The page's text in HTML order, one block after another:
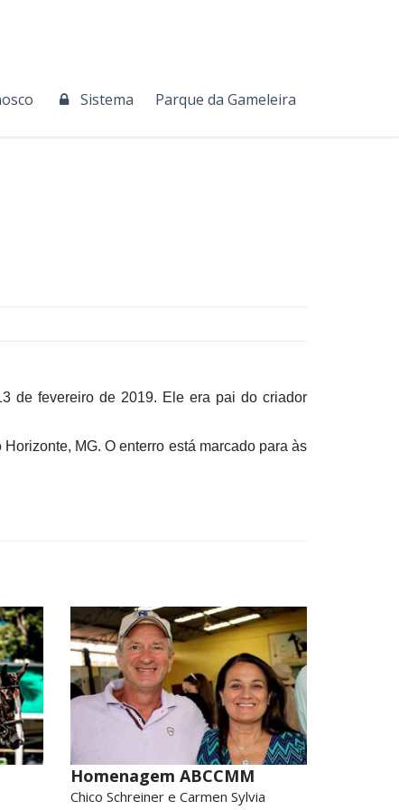
Sistema Parque da Gameleira
de fevereiro de 2019. Ele era pai do criador
MG. O enterro está marcado para às
Homenagem ABCCMM
Chico Schreiner e Carmen Sylvia